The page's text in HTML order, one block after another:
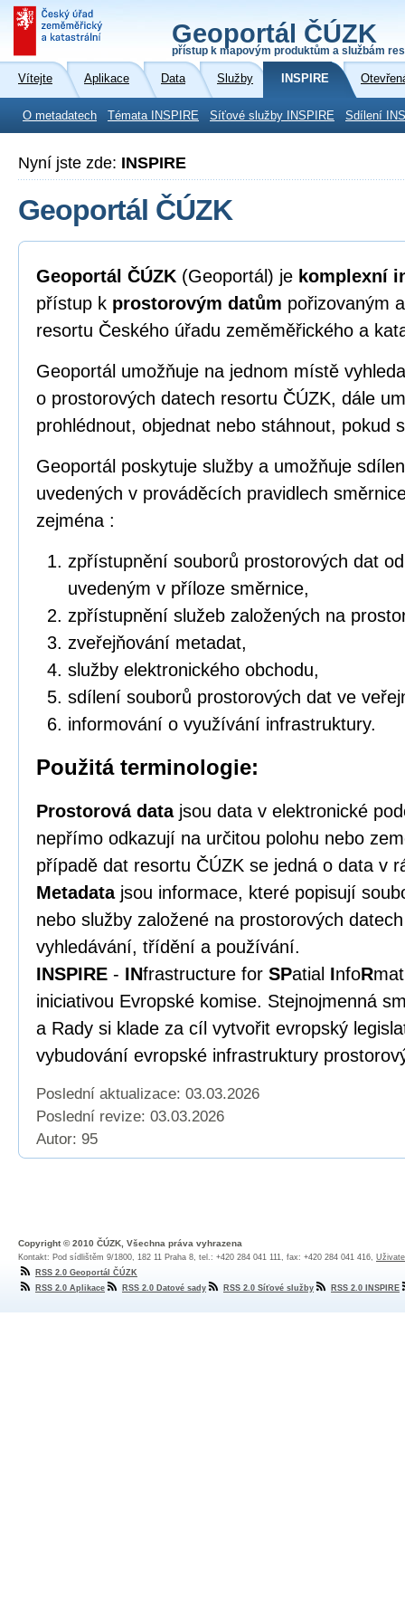
Geoportál ČÚZK
přístup k mapovým produktům a službám
Vítejte Aplikace Data Služby INSPIRE
O metadatech Témata INSPIRE Síťové služby INSPIRE Sdílení
Nyní jste zde: INSPIRE
Geoportál ČÚZK
Geoportál ČÚZK (Geoportál) je komplexní
přístup k prostorovým datům pořizovaným
resortu Českého úřadu zeměměřického a
Geoportál umožňuje na jednom místě
o prostorových datech resortu ČÚZK, dále
prohlédnout, objednat nebo stáhnout, pokud
Geoportál poskytuje služby a umožňuje
uvedených v prováděcích pravidlech
zejména :
zpřístupnění souborů prostorových dat
uvedeným v příloze směrnice,
zpřístupnění služeb založených na
zveřejňování metadat,
služby elektronického obchodu,
sdílení souborů prostorových dat ve
informování o využívání infrastruktury.
Použitá terminologie:
Prostorová data jsou data v elektronické
nepřímo odkazují na určitou polohu nebo
případě dat resortu ČÚZK se jedná o data v
Metadatajsou informace, které popisují
nebo služby založené na prostorových
vyhledávání, třídění a používání.
INSPIRE - INfrastructure for SPatial InfoR
iniciativou Evropské komise. Stejnojmenná
a Rady si klade za cíl vytvořit evropský
vybudování evropské infrastruktury
Poslední aktualizace: 03.03.2026
Poslední revize: 03.03.2026
Autor: 95
Copyright © 2010 ČÚZK, Všechna práva vyhrazena
Kontakt: Pod sídlištěm 9/1800, 182 11 Praha 8, tel.: +420 284 041 111, fax: +420 284 041 416,
RSS 2.0 Geoportál ČÚZK
RSS 2.0 Aplikace
RSS 2.0 Datové sady RSS 2.0 Síťové služby RSS 2.0 INSPIRE